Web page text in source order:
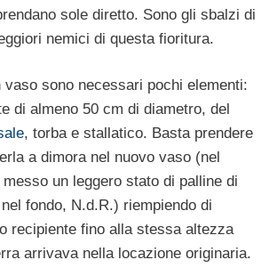
sole diretto. Sono gli sbalzi di
nemici di questa fioritura.
vaso sono necessari pochi elementi:
di almeno 50 cm di diametro, del
, torba e stallatico. Basta prendere
a dimora nel nuovo vaso (nel
un leggero stato di palline di
fondo, N.d.R.) riempiendo di
recipiente fino alla stessa altezza
arrivava nella locazione originaria.